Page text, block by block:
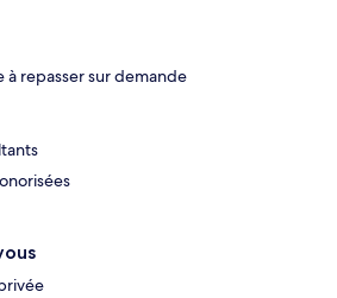
à repasser sur demande